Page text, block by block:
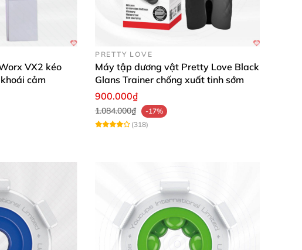
VX2 kéo
cảm
PRETTY LOVE
Máy tập dương vật Pretty Love Black
Glans Trainer chống xuất tinh sớm
900.000₫
1.084.000₫
-17%
(318)